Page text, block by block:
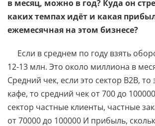
в месяц, можно в год? Куда он
каких темпах идёт и какая
ежемесячная на этом бизнесе?
Если в среднем по году взять
12-13 млн. Это около миллиона в
Средний чек, если это сектор В2В, то
кафе, то средний чек от 700 до
сектор частные клиенты, частные
от 70000 до 100000 И прибыль,